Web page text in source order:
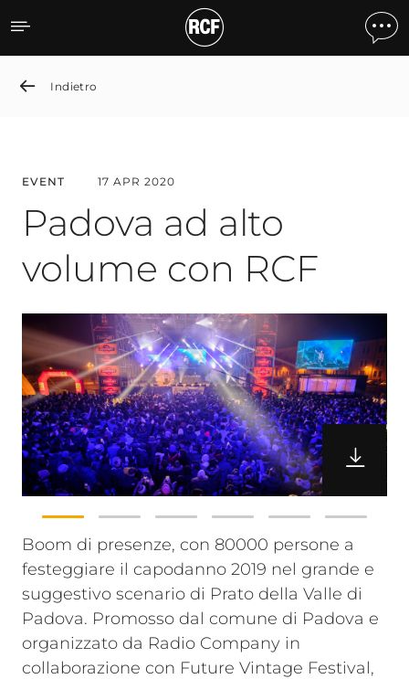
Padua Celebrates the
Indietro
EVENT 17 APR 2020
Padova ad alto
volume con RCF
Boom di presenze, con 80000 persone a
festeggiare il capodanno 2019 nel grande e
suggestivo scenario di Prato della Valle di
Padova. Promosso dal comune di Padova e
organizzato da Radio Company in
collaborazione con Future Vintage Festival,